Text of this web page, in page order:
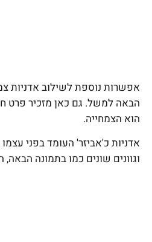
אפשרות נוספת לשילוב אדניות
הבאה למשל. גם כאן מזכיר פרט
הוא הצמחייה.
אדניות כ'אביזר' העומד בפני
וגוונים שונים כמו בתמונה